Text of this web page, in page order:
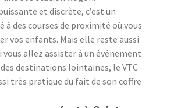
et discrète, c’est un
à des courses de proximité où vous
vos enfants. Mais elle reste aussi
allez assister à un événement
destinations lointaines, le VTC
très pratique du fait de son coffre